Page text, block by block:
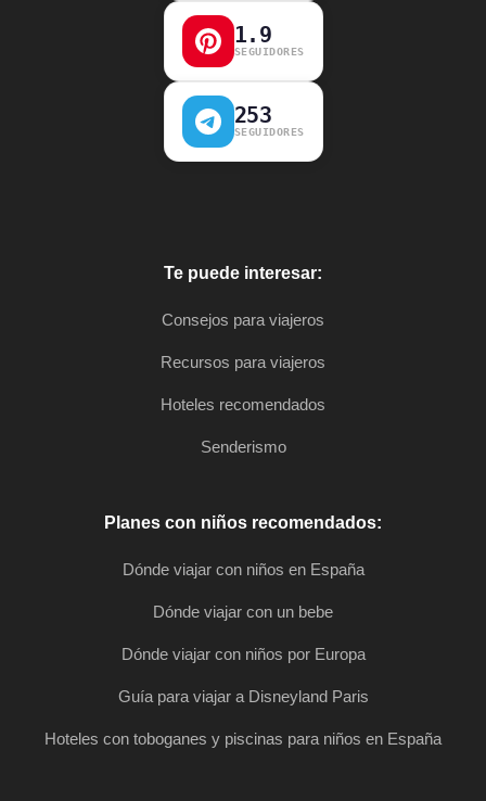
1.9
SEGUIDORES
253
SEGUIDORES
Te puede interesar:
Consejos para viajeros
Recursos para viajeros
Hoteles recomendados
Senderismo
Planes con niños recomendados:
Dónde viajar con niños en España
Dónde viajar con un bebe
Dónde viajar con niños por Europa
Guía para viajar a Disneyland Paris
Hoteles con toboganes y piscinas para niños en España